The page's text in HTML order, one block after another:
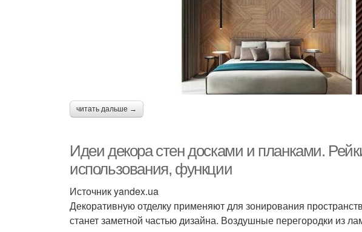
читать дальше →
Идеи декора стен досками и планками.
использования, функции
Источник yandex.ua
Декоративную отделку применяют для зонирования
станет заметной частью дизайна. Воздушные перегородки из